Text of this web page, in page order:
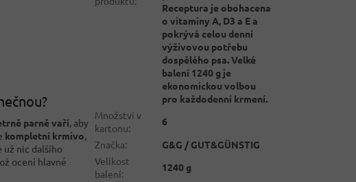
parně vaří, aby
kompletní krmivo,
už nic dalšího
ocení hlavně
Receptura je obohacena
o vitaminy A, D3 a E a
pokrývá celou denní
výživovou potřebu
dospělého psa. Velké
balení 1240 g je
ekonomickou volbou
pro každodenní krmení.
Množství v
kartonu:
6
Značka:
G&G / GUT&GÜNSTIG
Velikost
balení:
1240 g